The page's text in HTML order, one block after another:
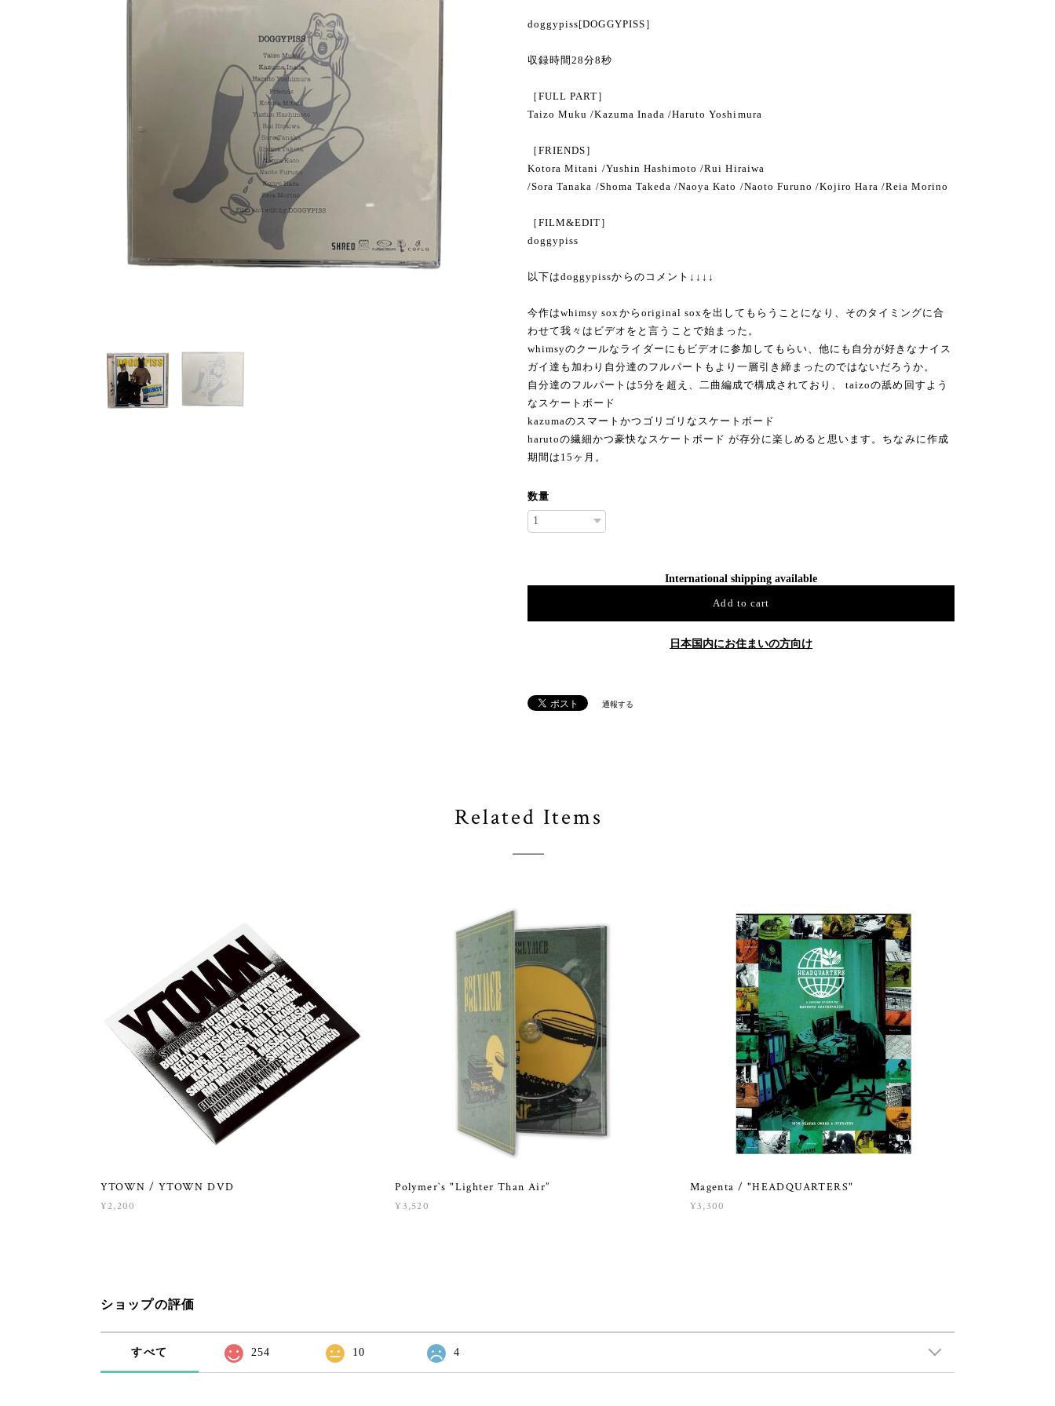
doggypiss[DOGGYPISS］
収録時間28分8秒
［FULL PART］
Taizo Muku /Kazuma Inada /Haruto Yoshimura
［FRIENDS］
Kotora Mitani /Yushin Hashimoto /Rui Hiraiwa
/Sora Tanaka /Shoma Takeda /Naoya Kato /Naoto Furuno /Kojiro Hara /Reia Morino
［FILM&EDIT］
doggypiss
以下はdoggypissからのコメント↓↓↓↓
今作はwhimsy soxからoriginal soxを出してもらうことになり、そのタイミングに合
わせて我々はビデオをと言うことで始まった。
whimsyのクールなライダーにもビデオに参加してもらい、他にも自分が好きなナイス
ガイ達も加わり自分達のフルパートもより一層引き締まったのではないだろうか。
自分達のフルパートは5分を超え、二曲編成で構成されており、 taizoの舐め回すよう
なスケートボード
kazumaのスマートかつゴリゴリなスケートボード
harutoの繊細かつ豪快なスケートボード が存分に楽しめると思います。ちなみに作成
期間は15ヶ月。
数量
International shipping available
Add to cart
日本国内にお住まいの方向け
通報する
Related Items
YTOWN / YTOWN DVD
¥2,200
Polymer`s "Lighter Than Air”
¥3,520
Magenta / "HEADQUARTERS"
¥3,300
ショップの評価
すべて 254 10 4